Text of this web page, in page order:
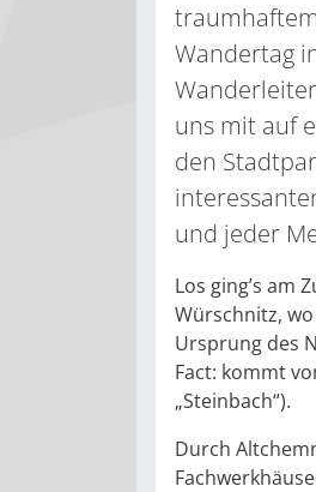
Wandertag
uns mit auf
den
und jeder
Los ging’s am
Würschnitz,
Ursprung des
Fact: kommt
„Steinbach“).
Durch